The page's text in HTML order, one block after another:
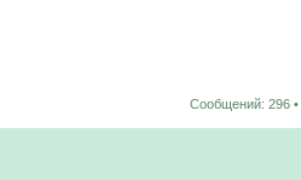
Сообщений: 296 •